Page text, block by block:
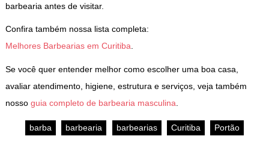
barbearia antes de visitar.
Confira também nossa lista completa:
Melhores Barbearias em Curitiba.
Se você quer entender melhor como escolher uma boa casa,
avaliar atendimento, higiene, estrutura e serviços, veja também
nosso guia completo de barbearia masculina
barba barbearia barbearias Curitiba Portão